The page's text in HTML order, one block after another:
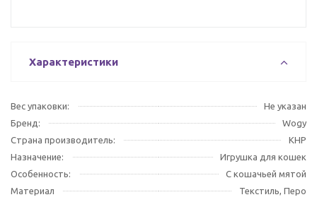
Характеристики
Вес упаковки:
Не указан
Бренд:
Wogy
Страна производитель:
КНР
Назначение:
Игрушка для кошек
Особенность:
С кошачьей мятой
Материал
Текстиль, Перо